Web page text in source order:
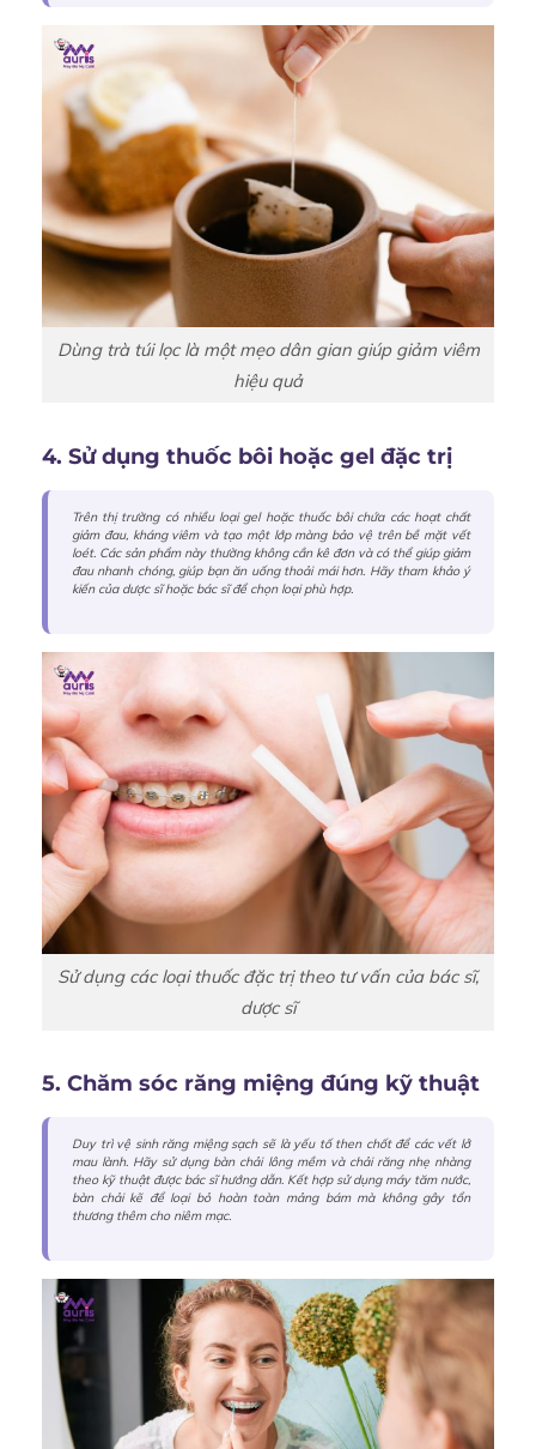
Dùng trà túi lọc là một mẹo dân gian giúp giảm viêm
hiệu quả
4. Sử dụng thuốc bôi hoặc gel đặc trị
Trên thị trường có nhiều loại gel hoặc thuốc bôi chứa các hoạt chất
giảm đau, kháng viêm và tạo một lớp màng bảo vệ trên bề mặt vết
loét. Các sản phẩm này thường không cần kê đơn và có thể giúp giảm
đau nhanh chóng, giúp bạn ăn uống thoải mái hơn. Hãy tham khảo ý
kiến của dược sĩ hoặc bác sĩ để chọn loại phù hợp.
Sử dụng các loại thuốc đặc trị theo tư vấn của bác sĩ,
dược sĩ
5. Chăm sóc răng miệng đúng kỹ thuật
Duy trì vệ sinh răng miệng sạch sẽ là yếu tố then chốt để các vết lở
mau lành. Hãy sử dụng bàn chải lông mềm và chải răng nhẹ nhàng
theo kỹ thuật được bác sĩ hướng dẫn. Kết hợp sử dụng máy tăm nước,
bàn chải kẽ để loại bỏ hoàn toàn mảng bám mà không gây tổn
thương thêm cho niêm mạc.